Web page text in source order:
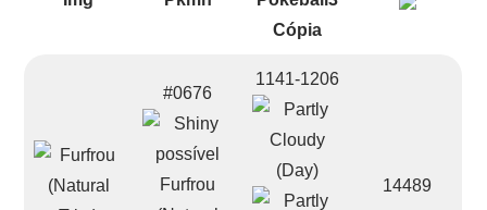
#0676
Furfrou
1141-1206
14489